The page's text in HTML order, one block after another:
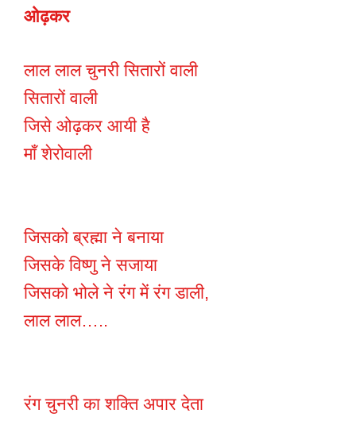
ओढ़कर
लाल लाल चुनरी सितारों वाली
सितारों वाली
जिसे ओढ़कर आयी है
माँ शेरोवाली
जिसको ब्रह्मा ने बनाया
जिसके विष्णु ने सजाया
जिसको भोले ने रंग में रंग डाली,
लाल लाल…..
रंग चुनरी का शक्ति अपार देता